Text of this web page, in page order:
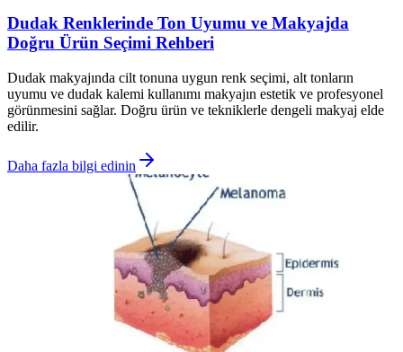
Dudak Renklerinde Ton Uyumu ve Makyajda
Doğru Ürün Seçimi Rehberi
Dudak makyajında cilt tonuna uygun renk seçimi, alt tonların
uyumu ve dudak kalemi kullanımı makyajın estetik ve profesyonel
görünmesini sağlar. Doğru ürün ve tekniklerle dengeli makyaj elde
edilir.
Daha fazla bilgi edinin